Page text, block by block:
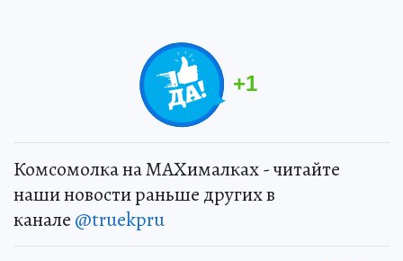
+1
Комсомолка на MAXималках - читайте
наши новости раньше других в
канале @truekpru